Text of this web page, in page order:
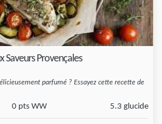
Saveurs Provençales
parfumé ? Essayez cette recette de
0 pts WW 5.3 glucide